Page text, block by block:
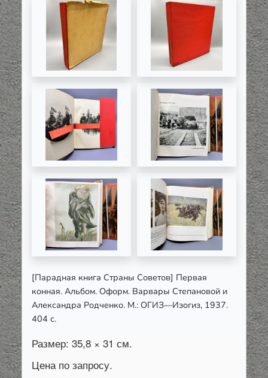
[Парадная книга Страны Советов] Первая
конная. Альбом. Оформ. Варвары Степановой и
Александра Родченко. М.: ОГИЗ—Изогиз, 1937.
404 с.
Размер: 35,8 × 31 см.
Цена по запросу.